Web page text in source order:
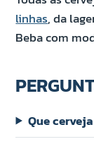
linhas, da
Beba com
Que